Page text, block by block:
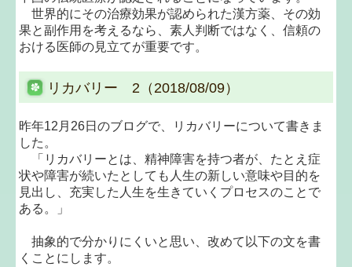
世界的にその治療効果が認められた漢方薬、その効
果と副作用を考えるなら、素人判断ではなく、信頼の
おける医師の見立てが重要です。
リカバリー 2（2018/08/09）
昨年12月26日のブログで、リカバリーについて書きま
した。
「リカバリーとは、精神障害を持つ者が、たとえ症
状や障害が続いたとしても人生の新しい意味や目的を
見出し、充実した人生を生きていくプロセスのことで
ある。」
抽象的で分かりにくいと思い、改めて以下の文を書
くことにします。